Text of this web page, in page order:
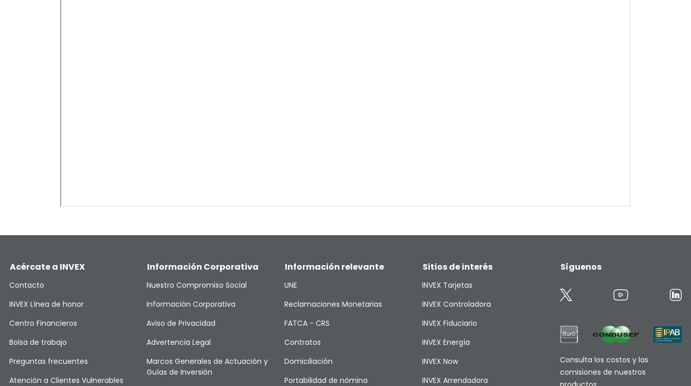
Acércate a INVEX
Contacto
INVEX Línea de honor
Centro Financieros
Bolsa de trabajo
Preguntas frecuentes
Atención a Clientes Vulnerables
Información Corporativa
Nuestro Compromiso Social
Información Corporativa
Aviso de Privacidad
Advertencia Legal
Marcos Generales de Actuación y
Guías de Inversión
Información relevante
UNE
Reclamaciones Monetarias
FATCA - CRS
Contratos
Domiciliación
Portabilidad de nómina
Sitios de interés
INVEX Tarjetas
INVEX Controladora
INVEX Fiduciario
INVEX Energía
INVEX Now
INVEX Arrendadora
Síguenos
Consulta los costos y las
comisiones de nuestros